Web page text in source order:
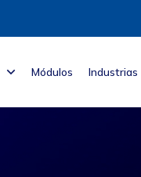
Módulos Industrias